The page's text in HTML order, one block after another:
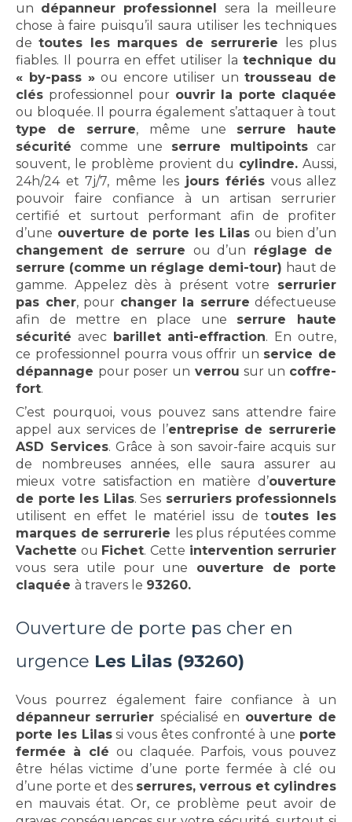
un dépanneur professionnel sera la meilleure
chose à faire puisqu’il saura utiliser les techniques
detoutes les marques de serrurerie les plus
fiables. Il pourra en effet utiliser latechnique du
« by-pass »ou encore utiliser untrousseau de
clés professionnel pour ouvrir la porte claquée
ou bloquée. Il pourra également s’attaquer à tout
type de serrure, même une serrure haute
sécurité comme une serrure multipoints car
souvent, le problème provient du cylindre. Aussi,
24h/24 et 7j/7, même les jours fériés vous allez
pouvoir faire confiance à un artisan serrurier
certifié et surtout performant afin de profiter
d’une ouverture de porte les Lilas ou bien d’un
changement de serrure ou d’un réglage de
serrure (comme un réglage demi-tour) haut de
gamme. Appelez dès à présent votre serrurier
pas cher, pour changer la serrure défectueuse
afin de mettre en place une serrure haute
sécurité avec barillet anti-effraction. En outre,
ce professionnel pourra vous offrir un service de
dépannage pour poser un verrou sur un coffre-
fort.
C’est pourquoi, vous pouvez sans attendre faire
appel aux services de l’entreprise de serrurerie
ASD Services. Grâce à son savoir-faire acquis sur
de nombreuses années, elle saura assurer au
mieux votre satisfaction en matière d’ouverture
de porte les Lilas. Ses serruriers professionnels
utilisent en effet le matériel issu de toutes les
marques de serrurerie
les plus réputées comme
Vachetteou Fichet. Cette intervention serrurier
vous sera utile pour une ouverture de porte
claquée à travers le 93260.
Ouverture de porte pas cher en
urgence Les Lilas (93260)
Vous pourrez également faire confiance à un
dépanneur serrurier spécialisé en ouverture de
porte les Lilassi vous êtes confronté à une porte
fermée à clé ou claquée. Parfois, vous pouvez
être hélas victime d’une porte fermée à clé ou
d’une porte et des serrures, verrous et cylindres
en mauvais état. Or, ce problème peut avoir de